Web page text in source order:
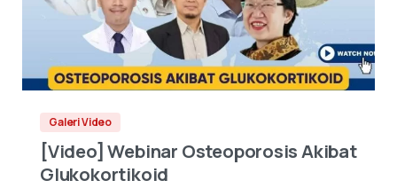
Galeri Video
[Video] Webinar Osteoporosis Akibat
Glukokortikoid